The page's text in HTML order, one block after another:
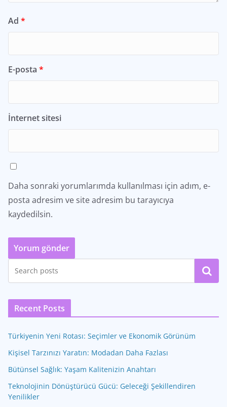
Ad *
E-posta *
İnternet sitesi
Daha sonraki yorumlarımda kullanılması için adım, e-
posta adresim ve site adresim bu tarayıcıya
kaydedilsin.
Ara
Recent Posts
Türkiyenin Yeni Rotası: Seçimler ve Ekonomik Görünüm
Kişisel Tarzınızı Yaratın: Modadan Daha Fazlası
Bütünsel Sağlık: Yaşam Kalitenizin Anahtarı
Teknolojinin Dönüştürücü Gücü: Geleceği Şekillendiren
Yenilikler